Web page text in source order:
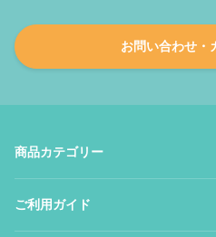
お問い合わせ・
商品カテゴリー
ご利用ガイド